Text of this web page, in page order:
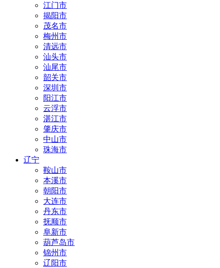
江门市
揭阳市
茂名市
梅州市
清远市
汕头市
汕尾市
韶关市
深圳市
阳江市
云浮市
湛江市
肇庆市
中山市
珠海市
辽宁
鞍山市
本溪市
朝阳市
大连市
丹东市
抚顺市
阜新市
葫芦岛市
锦州市
辽阳市